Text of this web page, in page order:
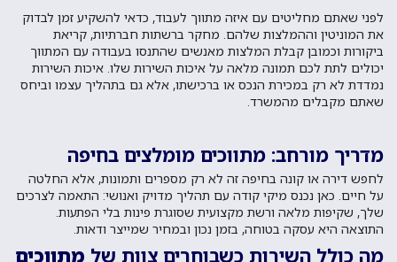
לפני שאתם מחליטים עם איזה מתווך לעבוד, כדאי להשקיע זמן לבדוק
את המוניטין וההמלצות שלהם. מחקר ברשתות חברתיות, קריאת
ביקורות וכמובן קבלת המלצות מאנשים שהתנסו בעבודה עם המתווך
יכולים לתת לכם תמונה מלאה על איכות השירות שלו. איכות השירות
נמדדת לא רק במכירת הנכס או ברכישתו, אלא גם בתהליך עצמו וביחס
שאתם מקבלים מהמשרד.
מדריך מורחב: מתווכים מומלצים בחיפה
לחפש דירה או קונה בחיפה זה לא רק מספרים ותמונות, אלא החלטה
על חיים. כאן נכנס מיקי קודה עם תהליך מדויק ואנושי: התאמה לצרכים
שלך, שקיפות מלאה ורשת מקצועית שסוגרת פינות בלי הפתעות.
התוצאה היא עסקה בטוחה, בזמן נכון ובמחיר שמייצר ודאות.
מה כולל השירות כשבוחרים צוות של מתווכים